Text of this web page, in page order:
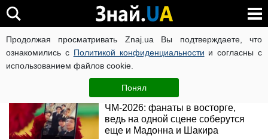
Продолжая просматривать Znaj.ua Вы подтверждаете, что
ознакомились с Политикой конфиденциальности и согласны с
использованием файлов cookie.
Понял
Мадонна
BTS выступят на финале
ЧМ-2026: фанаты в восторге,
ведь на одной сцене соберутся
еще и Мадонна и Шакира